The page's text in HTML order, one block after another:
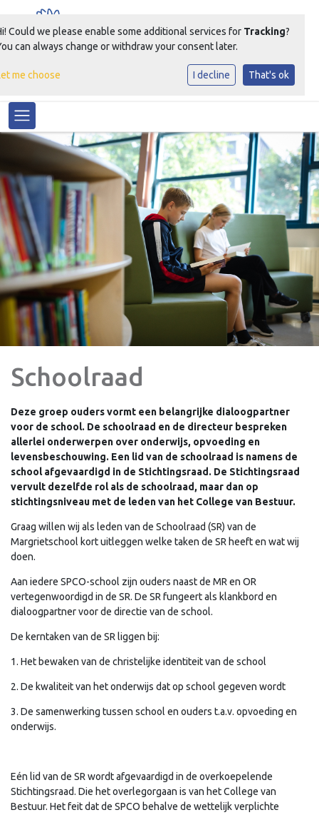
Samen Groeien Bloeien
Toggle navigation
Schoolraad
Deze groep ouders vormt een belangrijke dialoogpartner
voor de school. De schoolraad en de directeur bespreken
allerlei onderwerpen over onderwijs, opvoeding en
levensbeschouwing. Een lid van de schoolraad is namens de
school afgevaardigd in de Stichtingsraad. De Stichtingsraad
vervult dezelfde rol als de schoolraad, maar dan op
stichtingsniveau met de leden van het College van Bestuur.
Graag willen wij als leden van de Schoolraad (SR) van de
Margrietschool kort uitleggen welke taken de SR heeft en wat wij
doen.
Aan iedere SPCO-school zijn ouders naast de MR en OR
vertegenwoordigd in de SR. De SR fungeert als klankbord en
dialoogpartner voor de directie van de school.
De kerntaken van de SR liggen bij:
1. Het bewaken van de christelijke identiteit van de school
2. De kwaliteit van het onderwijs dat op school gegeven wordt
3. De samenwerking tussen school en ouders t.a.v. opvoeding en
onderwijs.
Eén lid van de SR wordt afgevaardigd in de overkoepelende
Stichtingsraad. Die het overlegorgaan is van het College van
Bestuur. Het feit dat de SPCO behalve de wettelijk verplichte
Could we please enable some additional services for Tracking?
can always change or withdraw your consent later.
me choose I decline That's ok